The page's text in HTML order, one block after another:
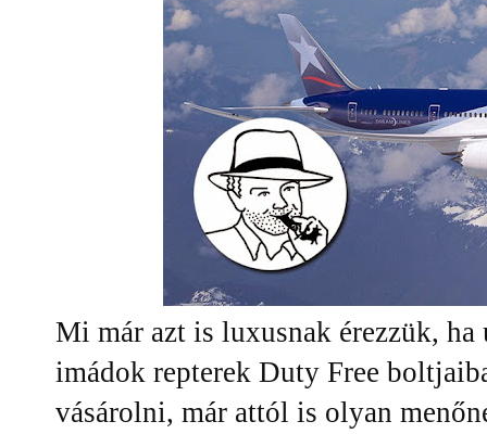
Mi már azt is luxusnak érezzük,
imádok repterek Duty Free
vásárolni, már attól is olyan